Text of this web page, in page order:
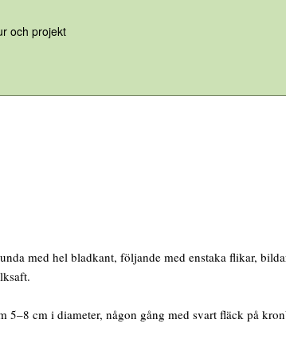
och projekt
med hel bladkant, följande med enstaka flikar,
cm i diameter, någon gång med svart fläck på